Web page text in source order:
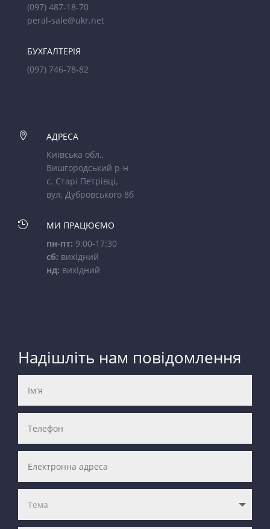
(097) 487-18-70
peral-sale@ukr.net
БУХГАЛТЕРІЯ
(097) 746-78-82

АДРЕСА
Київська обл.,
Вишгородський р-н
с. Старі Петрівці,
вул. Дубровського 8б

МИ ПРАЦЮЄМО
пн-пт: 9:00-17:30
сб: вихідний
нд: вихідний
Надішліть нам повідомлення